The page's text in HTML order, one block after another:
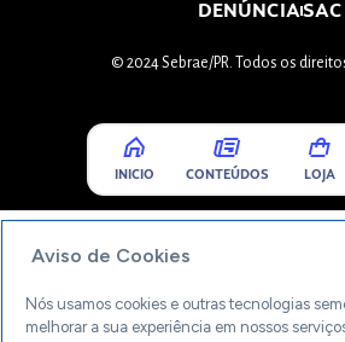
DENÚNCIASAC
© 2024 Sebrae/PR. Todos os
INICIO CONTEÚDOS LOJA
Aviso de Cookies
Nós usamos cookies e outras tecnologias
melhorar a sua experiência em nossos